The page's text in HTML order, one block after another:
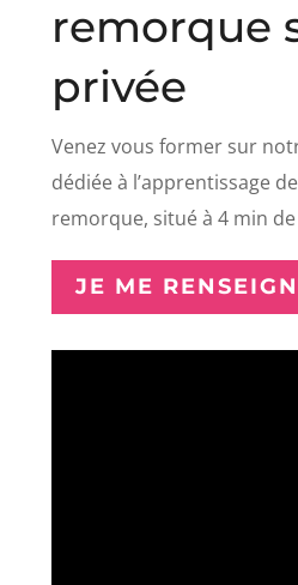
remorque
privée
Venez vous former sur
dédiée à l’apprentissage
remorque, situé à 4 min de
JE ME